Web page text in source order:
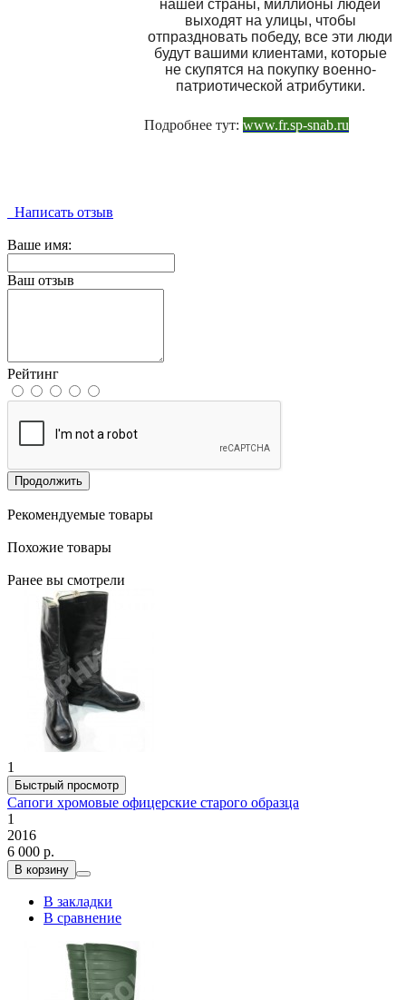
нашей страны, миллионы людей
выходят на улицы, чтобы
отпраздновать победу, все эти люди
будут вашими клиентами, которые
не скупятся на покупку военно-
патриотической атрибутики.
Подробнее тут: www.fr.sp-snab.ru
Написать отзыв
Ваше имя:
Ваш отзыв
Рейтинг
Продолжить
Рекомендуемые товары
Похожие товары
Ранее вы смотрели
1
Быстрый просмотр
Сапоги хромовые офицерские старого образца
1
2016
6 000 р.
В корзину
В закладки
В сравнение